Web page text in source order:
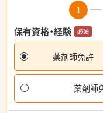
1
保有資格・経験
必須
薬剤師免許
薬剤師